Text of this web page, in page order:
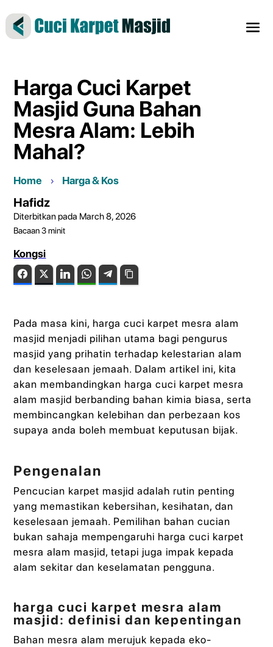
Harga Cuci Karpet
Masjid Guna Bahan
Mesra Alam: Lebih
Mahal?
Home Harga & Kos
Hafidz
Diterbitkan pada March 8, 2026
Bacaan 3 minit
Kongsi
FacebookTwitter LinkedIn WhatsAppTelegram
Pada masa kini, harga cuci karpet mesra alam
masjid menjadi pilihan utama bagi pengurus
masjid yang prihatin terhadap kelestarian alam
dan keselesaan jemaah. Dalam artikel ini, kita
akan membandingkan harga cuci karpet mesra
alam masjid berbanding bahan kimia biasa, serta
membincangkan kelebihan dan perbezaan kos
supaya anda boleh membuat keputusan bijak.
Pengenalan
Pencucian karpet masjid adalah rutin penting
yang memastikan kebersihan, kesihatan, dan
keselesaan jemaah. Pemilihan bahan cucian
bukan sahaja mempengaruhi harga cuci karpet
mesra alam masjid, tetapi juga impak kepada
alam sekitar dan keselamatan pengguna.
harga cuci karpet mesra alam
masjid: definisi dan kepentingan
Bahan mesra alam merujuk kepada eko-